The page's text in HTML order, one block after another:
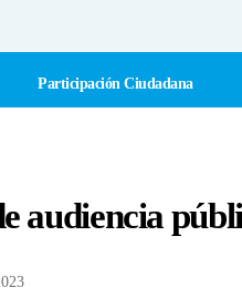
Participación Ciudadana
audiencia